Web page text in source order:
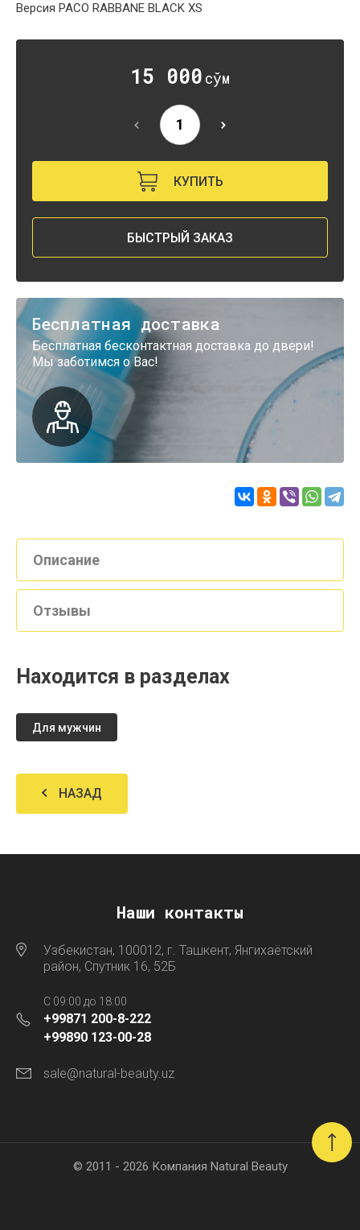
Версия PACO RABBANE BLACK XS
15 000 сўм
КУПИТЬ
БЫСТРЫЙ ЗАКАЗ
Бесплатная доставка
Бесплатная бесконтактная доставка до двери!
Мы заботимся о Вас!
Описание
Отзывы
Находится в разделах
Для мужчин
НАЗАД
Наши контакты
Узбекистан, 100012, г. Ташкент, Янгихаётский
район, Спутник 16, 52Б
C 09:00 до 18:00
+99871 200-8-222
+99890 123-00-28
sale@natural-beauty.uz
© 2011 - 2026 Компания Natural Beauty